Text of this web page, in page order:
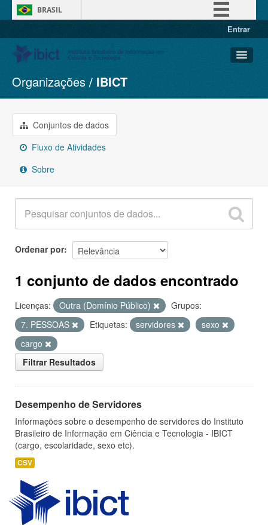
BRASIL
Entrar
Conjuntos de dados
Organizações
Grupos
Sobre
Organizações IBICT
Conjuntos de dados
Fluxo de Atividades
Sobre
Ordenar por
1 conjunto de dados encontrado
Licenças: Outra (Domínio Público)
Grupos:
7. PESSOAS
Etiquetas: servidores
sexo
cargo
Filtrar Resultados
Desempenho de Servidores
Informações sobre o desempenho de servidores do Instituto
Brasileiro de Informação em Ciência e Tecnologia - IBICT
(cargo, escolaridade, sexo etc).
CSV